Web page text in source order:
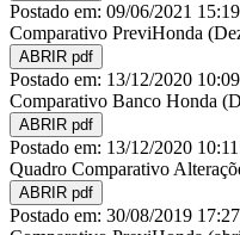
Postado em: 09/06/2021
Comparativo PreviHonda
ABRIR pdf
Postado em: 13/12/2020
Comparativo Banco Honda
ABRIR pdf
Postado em: 13/12/2020
Quadro Comparativo
ABRIR pdf
Postado em: 30/08/2019